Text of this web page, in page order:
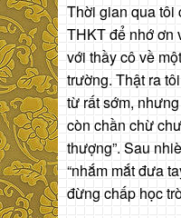
Thời gian qua tôi
THKT để nhớ ơn
với thầy cô về
trường. Thật ra
từ rất sớm,
còn chần chừ
thượng”. Sau
“nhắm mắt đưa
đừng chấp học